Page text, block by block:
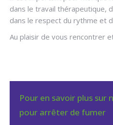
dans le travail thérapeutique,
dans le respect du rythme et
Au plaisir de vous rencontrer
Pour en savoir plus sur
pour arrêter de fumer